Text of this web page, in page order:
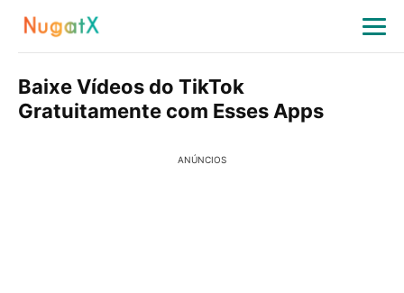
Baixe Vídeos do TikTok
Gratuitamente com Esses Apps
ANÚNCIOS